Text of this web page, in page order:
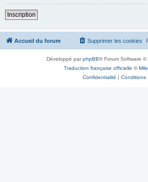
Inscription
Accueil du forum Supprimer les cookies
Développé parphpBB® Forum Software ©
Traduction française officielle ©
Confidentialité | Conditions